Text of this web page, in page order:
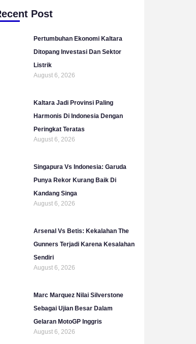
u
a
r
a
m
o
o
k
e
r
Post
Pertumbuhan Ekonomi Kaltara
Ditopang Investasi Dan Sektor
Listrik
August 6, 2026
Kaltara Jadi Provinsi Paling
Harmonis Di Indonesia Dengan
Peringkat Teratas
August 6, 2026
Singapura Vs Indonesia: Garuda
Punya Rekor Kurang Baik Di
Kandang Singa
August 6, 2026
Arsenal Vs Betis: Kekalahan The
Gunners Terjadi Karena Kesalahan
Sendiri
August 6, 2026
Marc Marquez Nilai Silverstone
Sebagai Ujian Besar Dalam
Gelaran MotoGP Inggris
August 6, 2026